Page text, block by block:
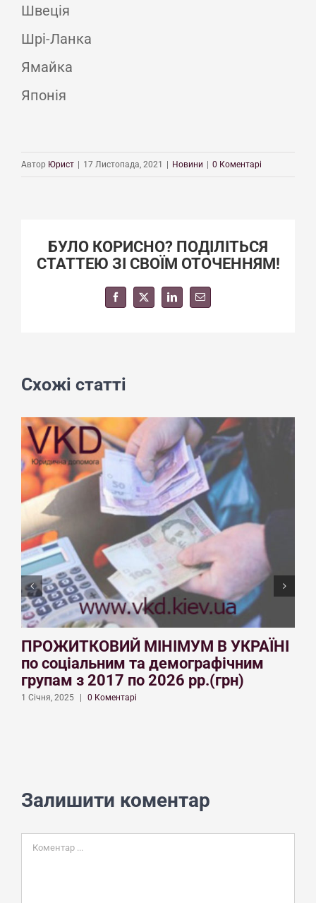
Швеція
Шрі-Ланка
Ямайка
Японія
Автор Юрист 17 Листопада, 2021 Новини 0 Коментарі
БУЛО КОРИСНО? ПОДІЛІТЬСЯ
СТАТТЕЮ ЗІ СВОЇМ ОТОЧЕННЯМ!
Facebook
X LinkedIn
E-
mail:
Схожі статті
ПРОЖИТКОВИЙ МІНІМУМ В УКРАЇНІ
по соціальним та демографічним
групам з 2017 по 2026 рр.(грн)
1 Січня, 2025 | 0 Коментарі
Залишити коментар
Comment